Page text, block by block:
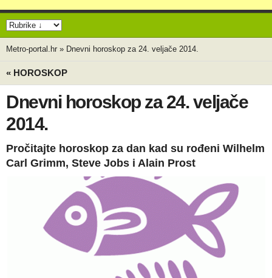
Metro-portal.hr » Dnevni horoskop za 24. veljače 2014.
« HOROSKOP
Dnevni horoskop za 24. veljače
2014.
Pročitajte horoskop za dan kad su rođeni Wilhelm
Carl Grimm, Steve Jobs i Alain Prost